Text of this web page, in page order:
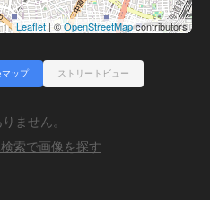
Leaflet | ©OpenStreetMapcontributors
ップ ストリートビュー
ません。
索で画像を探す